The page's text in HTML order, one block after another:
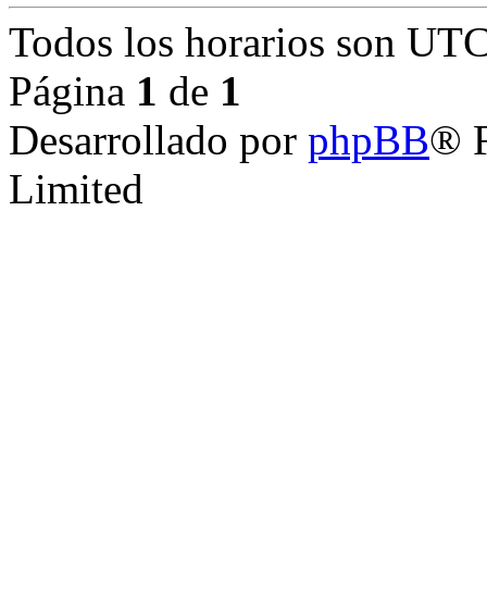
Todos los horarios son
Página 1 de 1
Desarrollado por phpBB®
Limited